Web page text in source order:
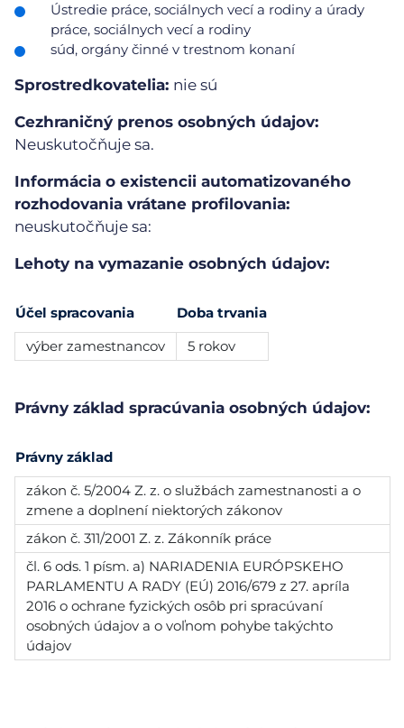
Ústredie práce, sociálnych vecí a rodiny a úrady
práce, sociálnych vecí a rodiny
súd, orgány činné v trestnom konaní
Sprostredkovatelia: nie sú
Cezhraničný prenos osobných údajov:
Neuskutočňuje sa.
Informácia o existencii automatizovaného
rozhodovania vrátane profilovania:
neuskutočňuje sa:
Lehoty na vymazanie osobných údajov:
Účel spracovania
Doba trvania
výber zamestnancov
5 rokov
Právny základ spracúvania osobných údajov:
Právny základ
zákon č. 5/2004 Z. z. o službách zamestnanosti a o
zmene a doplnení niektorých zákonov
zákon č. 311/2001 Z. z. Zákonník práce
čl. 6 ods. 1 písm. a) NARIADENIA EURÓPSKEHO
PARLAMENTU A RADY (EÚ) 2016/679 z 27. apríla
2016 o ochrane fyzických osôb pri spracúvaní
osobných údajov a o voľnom pohybe takýchto
údajov